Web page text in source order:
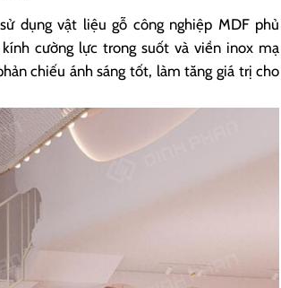
dụng vật liệu gỗ công nghiệp MDF phủ
cường lực trong suốt và viền inox mạ
chiếu ánh sáng tốt, làm tăng giá trị cho